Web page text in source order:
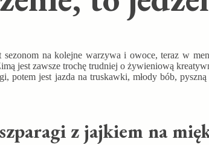
sezonom na kolejne warzywa i owoce, teraz w
jest zawsze trochę trudniej o żywieniową
potem jest jazda na truskawki, młody bób,
z jajkiem na